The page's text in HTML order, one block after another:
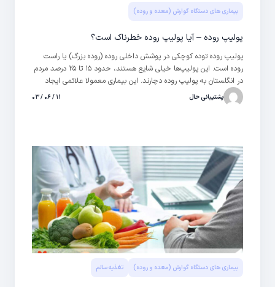
بیماری های دستگاه گوارش (معده و روده)
پولیپ روده – آیا پولیپ روده خطرناک است؟
پولیپ‌ روده توده کوچکی در پوشش داخلی روده (روده بزرگ) یا راست
روده است. این پولیپ‌ها خیلی شایع هستند، حدود ۱۵ تا ۲۵ درصد مردم
در انگلستان به پولیپ روده دچارند. این بیماری معمولا علائمی ایجاد
نمی‌کند.پشتیبانی حال ۱۱ / ۰۶ / ۰۳
بیماری های دستگاه گوارش (معده و روده) تغذیه سالم